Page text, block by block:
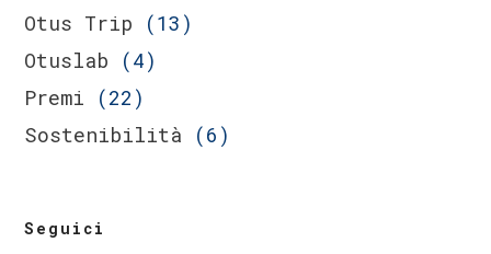
Otus Trip (13)
Otuslab (4)
Premi (22)
Sostenibilità (6)
Seguici